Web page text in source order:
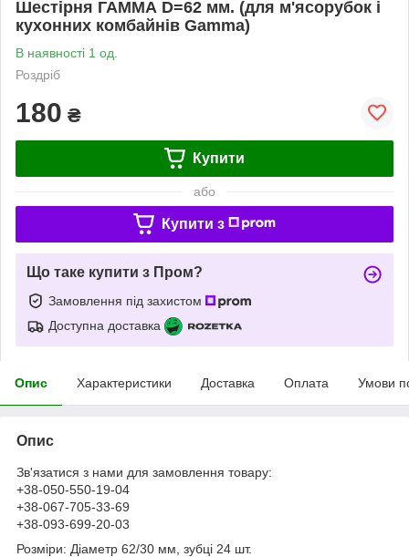
Шестірня ГАММА D=62 мм. (для м'ясорубок і
кухонних комбайнів Gamma)
В наявності 1 од.
Роздріб
180 ₴
Купити
або
Купити з
Що таке купити з Пром?
Замовлення під захистом
Доступна доставка
Опис Характеристики Доставка Оплата Умови
Опис
Зв'язатися з нами для замовлення товару:
+38-050-550-19-04
+38-067-705-33-69
+38-093-699-20-03
Розміри: Діаметр 62/30 мм, зубці 24 шт.